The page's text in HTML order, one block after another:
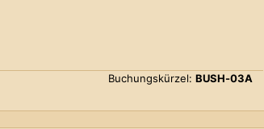
Buchungskürzel: BUSH-03A